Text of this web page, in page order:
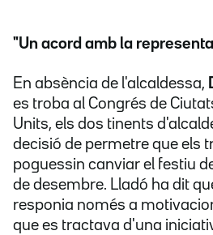
"Un acord amb la
En absència de l'alcaldessa,
es troba al Congrés de
Units, els dos tinents
decisió de permetre que els
poguessin canviar el festiu
de desembre. Lladó ha dit
responia només a
que es tractava d'una